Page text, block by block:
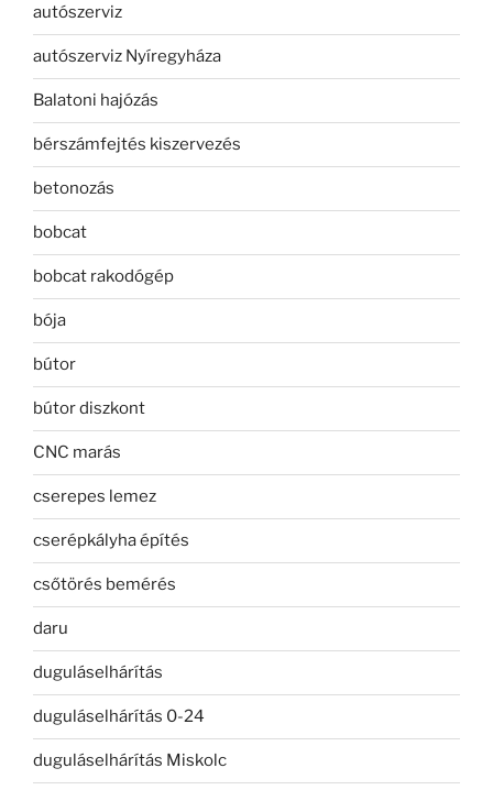
autószerviz
autószerviz Nyíregyháza
Balatoni hajózás
bérszámfejtés kiszervezés
betonozás
bobcat
bobcat rakodógép
bója
bútor
bútor diszkont
CNC marás
cserepes lemez
cserépkályha építés
csőtörés bemérés
daru
duguláselhárítás
duguláselhárítás 0-24
duguláselhárítás Miskolc